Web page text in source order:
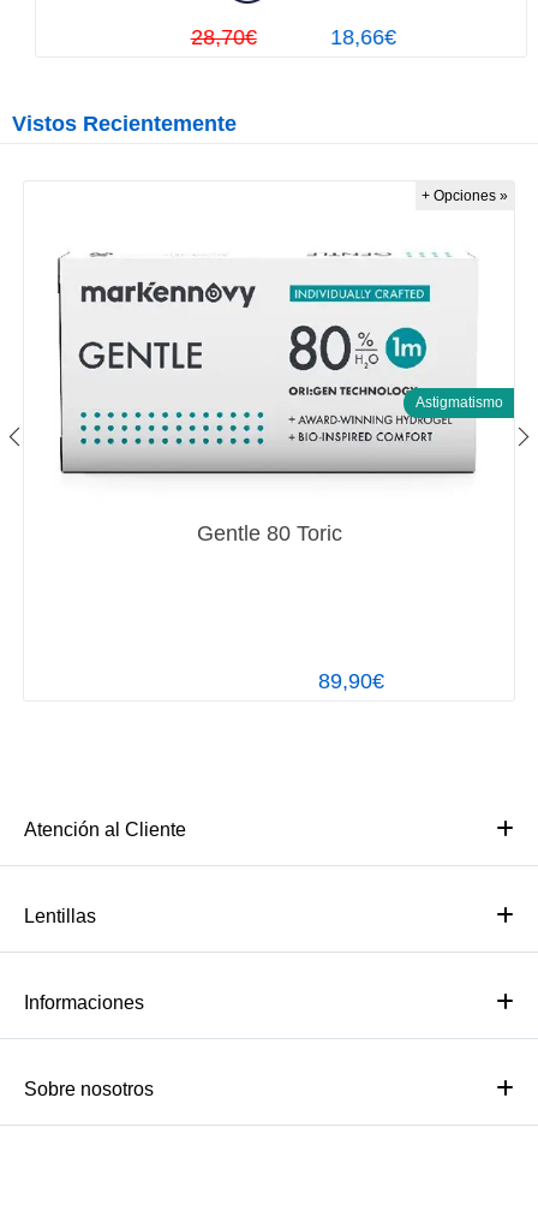
18,66€
28,70€
Vistos Recientemente
Gentle 80 Toric
89,90€
Astigmatismo
+ Opciones »
Atención al Cliente
Lentillas
Informaciones
Sobre nosotros